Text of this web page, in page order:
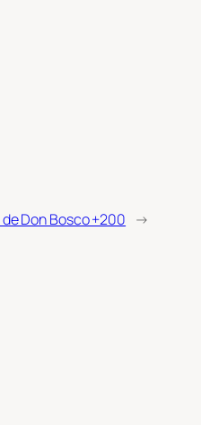
Don Bosco +200 →